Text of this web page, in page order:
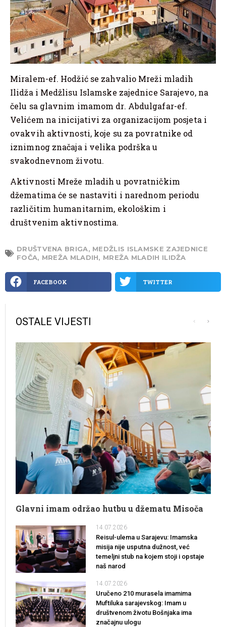
Miralem-ef. Hodžić se zahvalio Mreži mladih
Ilidža i Medžlisu Islamske zajednice Sarajevo, na
čelu sa glavnim imamom dr. Abdulgafar-ef.
Velićem na inicijativi za organizacijom posjeta i
ovakvih aktivnosti, koje su za povratnike od
iznimnog značaja i velika podrška u
svakodnevnom životu.
Aktivnosti Mreže mladih u povratničkim
džematima će se nastaviti i narednom periodu
različitim humanitarnim, ekološkim i
društvenim aktivnostima.
DRUŠTVENA BRIGA, MEDŽLIS ISLAMSKE ZAJEDNICE
FOČA, MREŽA MLADIH, MREŽA MLADIH ILIDŽA
FACEBOOK TWITTER
OSTALE VIJESTI
Glavni imam održao hutbu u džematu Misoča
14.07.2026
Reisul-ulema u Sarajevu: Imamska
misija nije usputna dužnost, već
temeljni stub na kojem stoji i opstaje
naš narod
14.07.2026
Uručeno 210 murasela imamima
Muftiluka sarajevskog: Imam u
društvenom životu Bošnjaka ima
značajnu ulogu